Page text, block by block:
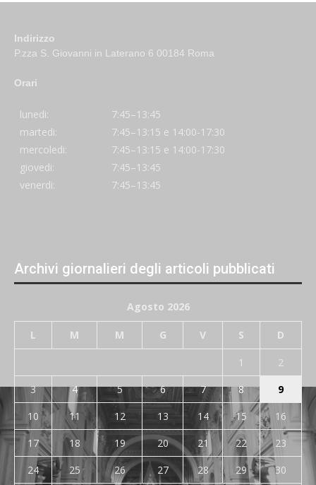
Indirizzo
P.zza S. Giovanni in Laterano 6 00184 Roma
Orari
lunedi:
7:45–13:45
martedi:
7:45–13:15 e 14:00-17:30
mercoledi:
7:45–13:15 e 14:00-17:30
giovedi:
7:45–13:45
venerdi:
7:45–13:45
Archivi giornalieri degli articoli pubblicati
Agosto 2026
L M M G V S D
1
2
3
4 5 6 7 8
9
10
11 12 13 14 15
16
17
18 19 20 21 22
23
24
25 26 27 28 29 30